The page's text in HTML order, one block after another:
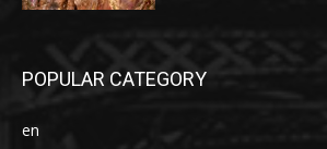
POPULAR CATEGORY
en